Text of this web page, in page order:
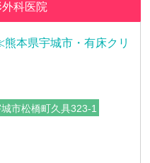
科医院
本県宇城市・有床クリ
市松橋町久具323-1